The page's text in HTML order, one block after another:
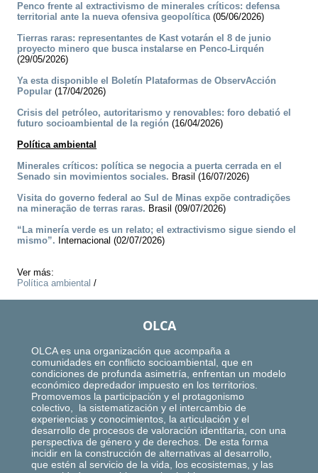
Penco frente al extractivismo de minerales críticos: defensa
territorial ante la nueva ofensiva geopolítica(05/06/2026)
Tierras raras: representantes de Kast votarán el 8 de junio
proyecto minero que busca instalarse en Penco-Lirquén
(29/05/2026)
Ya esta disponible el Boletín Plataformas de ObservAcción
Popular (17/04/2026)
Crisis del petróleo, autoritarismo y renovables: foro debatió el
futuro socioambiental de la región (16/04/2026)
Política ambiental
Minerales críticos: política se negocia a puerta cerrada en el
Senado sin movimientos sociales. Brasil (16/07/2026)
Visita do governo federal ao Sul de Minas expõe contradições
na mineração de terras raras. Brasil (09/07/2026)
“La minería verde es un relato; el extractivismo sigue siendo el
mismo”. Internacional (02/07/2026)
Ver más:
Política ambiental /
OLCA
OLCA es una organización que acompaña a
comunidades en conflicto socioambiental, que en
condiciones de profunda asimetría, enfrentan un modelo
económico depredador impuesto en los territorios.
Promovemos la participación y el protagonismo
colectivo, la sistematización y el intercambio de
experiencias y conocimientos, la articulación y el
desarrollo de procesos de valoración identitaria, con una
perspectiva de género y de derechos. De esta forma
incidir en la construcción de alternativas al desarrollo,
que estén al servicio de la vida, los ecosistemas, y las